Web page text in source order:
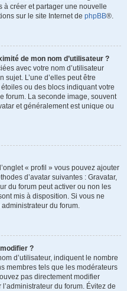
à créer et partager une nouvelle
sur le site Internet de phpBB®.
de mon nom d’utilisateur ?
avec votre nom d’utilisateur
sujet. L’une d’elles peut être
ou des blocs indiquant votre
forum. La seconde image, souvent
et généralement est unique ou
« profil » vous pouvez ajouter
d’avatar suivantes : Gravatar,
du forum peut activer ou non les
mis à disposition. Si vous ne
du forum.
?
d’utilisateur, indiquent le nombre
membres tels que les modérateurs
pas directement modifier
l’administrateur du forum. Évitez de